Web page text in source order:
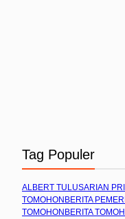
Tag Populer
ALBERT TULUSARIAN
TOMOHON BERITA
TOMOHON BERITA